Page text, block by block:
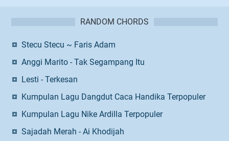
RANDOM CHORDS
Stecu Stecu ~ Faris Adam
Anggi Marito - Tak Segampang Itu
Lesti - Terkesan
Kumpulan Lagu Dangdut Caca Handika Terpopuler
Kumpulan Lagu Nike Ardilla Terpopuler
Sajadah Merah - Ai Khodijah